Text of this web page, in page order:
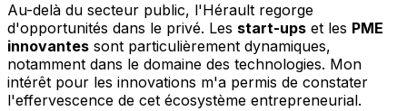
Au-delà du secteur public, l'Hérault regorge
d'opportunités dans le privé. Les start-ups et les PME
innovantes sont particulièrement dynamiques,
notamment dans le domaine des technologies. Mon
intérêt pour les innovations m'a permis de constater
l'effervescence de cet écosystème entrepreneurial.